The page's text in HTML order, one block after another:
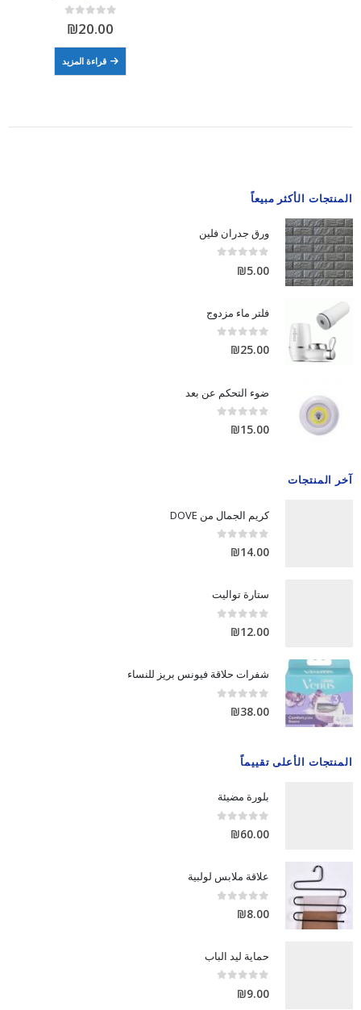
0
out of 5
₪20.00
قراءة المزيد
المنتجات الأكثر مبيعاً
ورق جدران فلين
₪5.00
فلتر ماء مزدوج
0
out of 5
₪25.00
ضوء التحكم عن بعد
0
out of 5
₪15.00
آخر المنتجات
كريم الجمال من DOVE
0
out of 5
₪14.00
ستارة تواليت
0
out of 5
₪12.00
شفرات حلاقة فيونس بريز للنساء
0
out of 5
₪38.00
المنتجات الأعلى تقييماً
بلورة مضيئة
0
out of 5
₪60.00
علاقة ملابس لولبية
₪8.00
حماية ليد الباب
₪9.00